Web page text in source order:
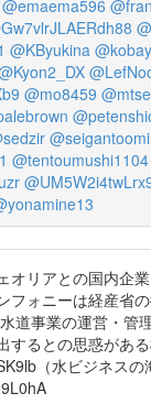
@emaema596
@KByukina
@mo8459
@seigantoomi
@tentoumushi1104
オリアとの国内企
フォニーは経産省
道事業の運営・管
するとの思惑がある
（水ビジネスの